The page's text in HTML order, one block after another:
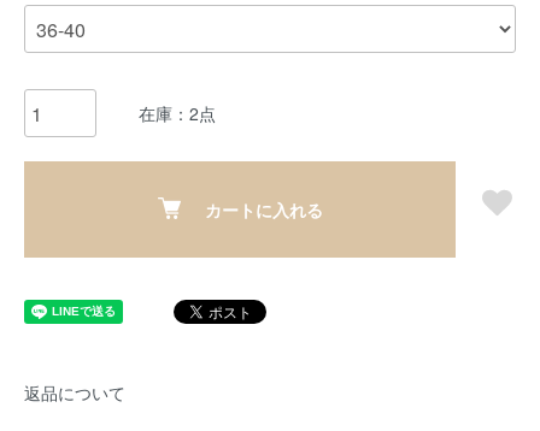
在庫：2点
カートに入れる
返品について